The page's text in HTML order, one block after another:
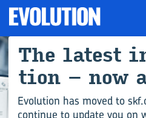
The la­test
tion – now
Evolution has moved to
continue to update you on